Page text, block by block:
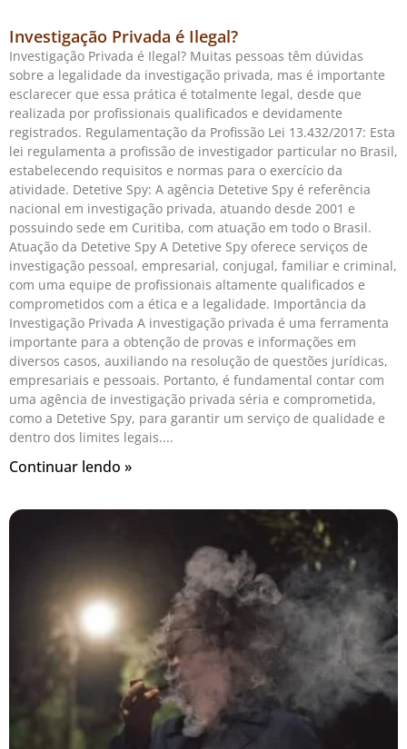
Investigação Privada é Ilegal?
Investigação Privada é Ilegal? Muitas pessoas têm dúvidas
sobre a legalidade da investigação privada, mas é importante
esclarecer que essa prática é totalmente legal, desde que
realizada por profissionais qualificados e devidamente
registrados. Regulamentação da Profissão Lei 13.432/2017: Esta
lei regulamenta a profissão de investigador particular no Brasil,
estabelecendo requisitos e normas para o exercício da
atividade. Detetive Spy: A agência Detetive Spy é referência
nacional em investigação privada, atuando desde 2001 e
possuindo sede em Curitiba, com atuação em todo o Brasil.
Atuação da Detetive Spy A Detetive Spy oferece serviços de
investigação pessoal, empresarial, conjugal, familiar e criminal,
com uma equipe de profissionais altamente qualificados e
comprometidos com a ética e a legalidade. Importância da
Investigação Privada A investigação privada é uma ferramenta
importante para a obtenção de provas e informações em
diversos casos, auxiliando na resolução de questões jurídicas,
empresariais e pessoais. Portanto, é fundamental contar com
uma agência de investigação privada séria e comprometida,
como a Detetive Spy, para garantir um serviço de qualidade e
dentro dos limites legais.
Continuar lendo »